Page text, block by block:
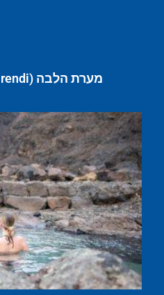
מערת הלבה (Leidarendi) באיסלנד